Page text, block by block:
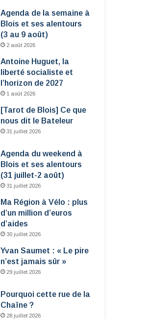
Agenda de la semaine à
Blois et ses alentours
(3 au 9 août)
2 août 2026
Antoine Huguet, la
liberté socialiste et
l’horizon de 2027
1 août 2026
[Tarot de Blois] Ce que
nous dit le Bateleur
31 juillet 2026
Agenda du weekend à
Blois et ses alentours
(31 juillet-2 août)
31 juillet 2026
Ma Région à Vélo : plus
d’un million d’euros
d’aides
30 juillet 2026
Yvan Saumet : « Le pire
n’est jamais sûr »
29 juillet 2026
Pourquoi cette rue de la
Chaîne ?
28 juillet 2026